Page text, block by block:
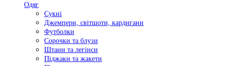
Одяг
Сукні
Джемпери, світшоти, кардигани
Футболки
Сорочки та блузи
Штани та легінси
Піджаки та жакети